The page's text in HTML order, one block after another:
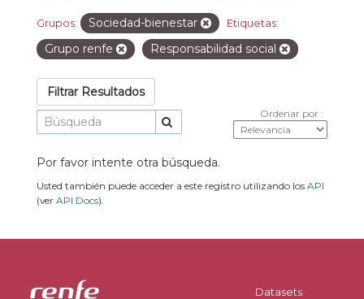
Grupos: Sociedad-bienestar Etiquetas:
Grupo renfe Responsabilidad social
Filtrar Resultados
Ordenar por
Por favor intente otra búsqueda.
Usted también puede acceder a este registro utilizando los API
(ver API Docs).
Datasets